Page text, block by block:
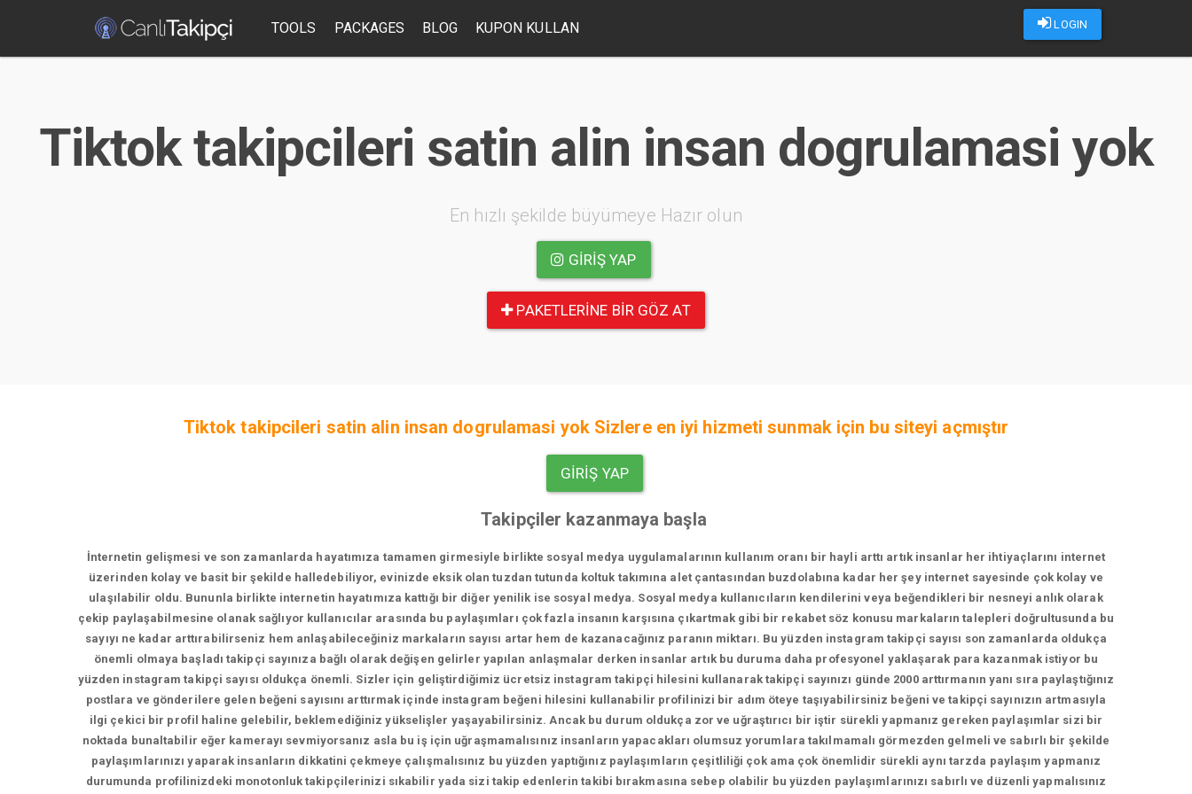
LOGIN
TOOLS PACKAGES BLOG KUPON KULLAN
Tiktok takipcileri satin alin insan dogrulamasi yok
En hızlı şekilde büyümeye Hazır olun
GIRIŞ YAP
PAKETLERINE BIR GÖZ AT
Tiktok takipcileri satin alin insan dogrulamasi yok Sizlere en iyi hizmeti sunmak için bu siteyi açmıştır
GIRIŞ YAP
Takipçiler kazanmaya başla
İnternetin gelişmesi ve son zamanlarda hayatımıza tamamen girmesiyle birlikte sosyal medya uygulamalarının kullanım oranı bir hayli arttı artık insanlar her ihtiyaçlarını internet
üzerinden kolay ve basit bir şekilde halledebiliyor, evinizde eksik olan tuzdan tutunda koltuk takımına alet çantasından buzdolabına kadar her şey internet sayesinde çok kolay ve
ulaşılabilir oldu. Bununla birlikte internetin hayatımıza kattığı bir diğer yenilik ise sosyal medya. Sosyal medya kullanıcıların kendilerini veya beğendikleri bir nesneyi anlık olarak
çekip paylaşabilmesine olanak sağlıyor kullanıcılar arasında bu paylaşımları çok fazla insanın karşısına çıkartmak gibi bir rekabet söz konusu markaların talepleri doğrultusunda bu
sayıyı ne kadar arttırabilirseniz hem anlaşabileceğiniz markaların sayısı artar hem de kazanacağınız paranın miktarı. Bu yüzden instagram takipçi sayısı son zamanlarda oldukça
önemli olmaya başladı takipçi sayınıza bağlı olarak değişen gelirler yapılan anlaşmalar derken insanlar artık bu duruma daha profesyonel yaklaşarak para kazanmak istiyor bu
yüzden instagram takipçi sayısı oldukça önemli. Sizler için geliştirdiğimiz ücretsiz instagram takipçi hilesini kullanarak takipçi sayınızı günde 2000 arttırmanın yanı sıra paylaştığınız
postlara ve gönderilere gelen beğeni sayısını arttırmak içinde instagram beğeni hilesini kullanabilir profilinizi bir adım öteye taşıyabilirsiniz beğeni ve takipçi sayınızın artmasıyla
ilgi çekici bir profil haline gelebilir, beklemediğiniz yükselişler yaşayabilirsiniz. Ancak bu durum oldukça zor ve uğraştırıcı bir iştir sürekli yapmanız gereken paylaşımlar sizi bir
noktada bunaltabilir eğer kamerayı sevmiyorsanız asla bu iş için uğraşmamalısınız insanların yapacakları olumsuz yorumlara takılmamalı görmezden gelmeli ve sabırlı bir şekilde
paylaşımlarınızı yaparak insanların dikkatini çekmeye çalışmalısınız bu yüzden yaptığınız paylaşımların çeşitliliği çok ama çok önemlidir sürekli aynı tarzda paylaşım yapmanız
durumunda profilinizdeki monotonluk takipçilerinizi sıkabilir yada sizi takip edenlerin takibi bırakmasına sebep olabilir bu yüzden paylaşımlarınızı sabırlı ve düzenli yapmalısınız